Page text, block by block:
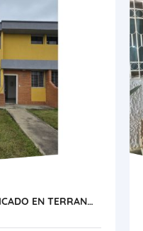
SE VENDE TOWN HOUSE UBICADO EN TERRANOSTRA VE21-347T-JFAK